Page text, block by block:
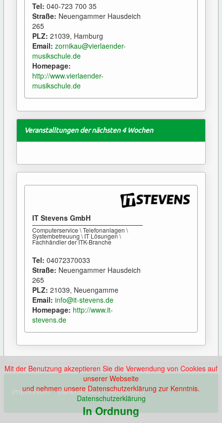
Tel: 040-723 700 35
Straße: Neuengammer Hausdeich
265
PLZ: 21039, Hamburg
Email: zornikau@vierlaender-
musikschule.de
Homepage:
http://www.vierlaender-
musikschule.de
Veranstalltungen der nächsten 4 Wochen
IT Stevens GmbH
Computerservice \ Telefonanlagen \
Systembetreuung \ IT Lösungen \
Fachhändler der ITK-Branche
Tel: 04072370033
Straße: Neuengammer Hausdeich
265
PLZ: 21039, Neuengamme
Email: info@it-stevens.de
Homepage: http://www.it-
stevens.de
Mit der Benutzung akzeptieren Sie die Verwendung von Cookies auf
unserer Webseite
und nehmen unsere Datenschutzerklärung zur Kenntnis.
Datenschutzerklärung
In Ordnung
Impressum Datenschutz Anmelden